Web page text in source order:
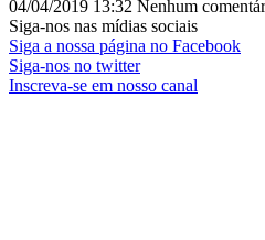
04/04/2019 13:32 Nenhum
Siga-nos nas mídias sociais
Siga a nossa página no Facebook
Siga-nos no twitter
Inscreva-se em nosso canal